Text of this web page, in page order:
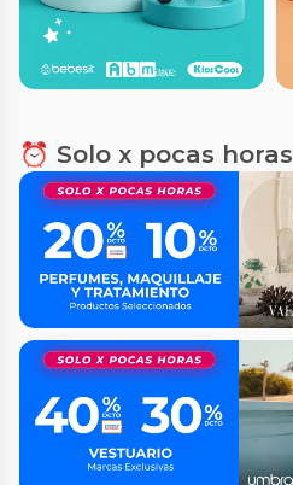
⏰ Solo x pocas horas